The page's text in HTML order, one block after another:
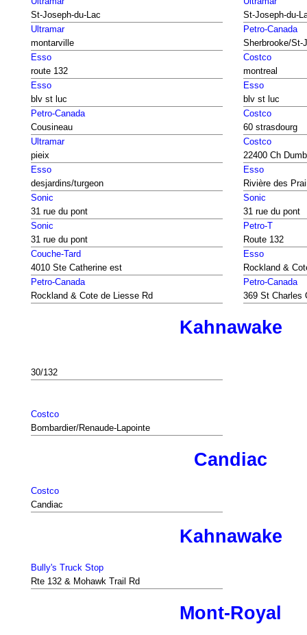
St-Joseph-du-Lac
St-Joseph-du-
Ultramar
montarville
Petro-Canada
Sherbrooke/St-
Esso
route 132
Costco
montreal
Esso
blv st luc
Esso
blv st luc
Petro-Canada
Cousineau
Costco
60 strasdourg
Ultramar
pieix
Costco
22400 Ch
Esso
desjardins/turgeon
Esso
Rivière des
Sonic
31 rue du pont
Sonic
31 rue du pont
Sonic
31 rue du pont
Petro-T
Route 132
Couche-Tard
4010 Ste Catherine est
Esso
Rockland &
Petro-Canada
Rockland & Cote de Liesse Rd
Petro-Canada
369 St Charles
Kahnawake
30/132
Costco
Bombardier/Renaude-Lapointe
Candiac
Costco
Candiac
Kahnawake
Bully's Truck Stop
Rte 132 & Mohawk Trail Rd
Mont-Royal